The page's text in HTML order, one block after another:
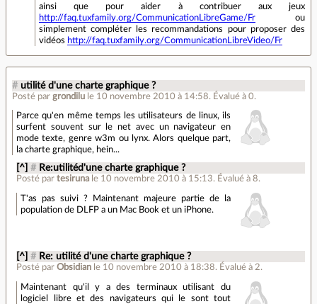
ainsi que pour aider à contribuer aux jeux
http://faq.tuxfamily.org/CommunicationLibreGame/Frou
simplement compléter les recommandations pour proposer des
vidéos http://faq.tuxfamily.org/CommunicationLibreVideo/Fr
# utilité d'une charte graphique ?
Posté par grondilu le 10 novembre 2010 à 14:58. Évalué à 0.
Parce qu'en même temps les utilisateurs de linux, ils
surfent souvent sur le net avec un navigateur en
mode texte, genre w3m ou lynx. Alors quelque part,
la charte graphique, hein...
[^] # Re:utilitéd'une charte graphique ?
Posté partesiruna le 10 novembre 2010 à 15:13. Évalué à8.
T'as pas suivi ? Maintenant majeure partie de la
population de DLFP a un Mac Book et un iPhone.
[^] # Re: utilité d'une charte graphique ?
Posté parObsidian le 10 novembre 2010 à 18:38. Évalué à 2.
Maintenant qu'il y a des terminaux utilisant du
logiciel libre et des navigateurs qui le sont tout